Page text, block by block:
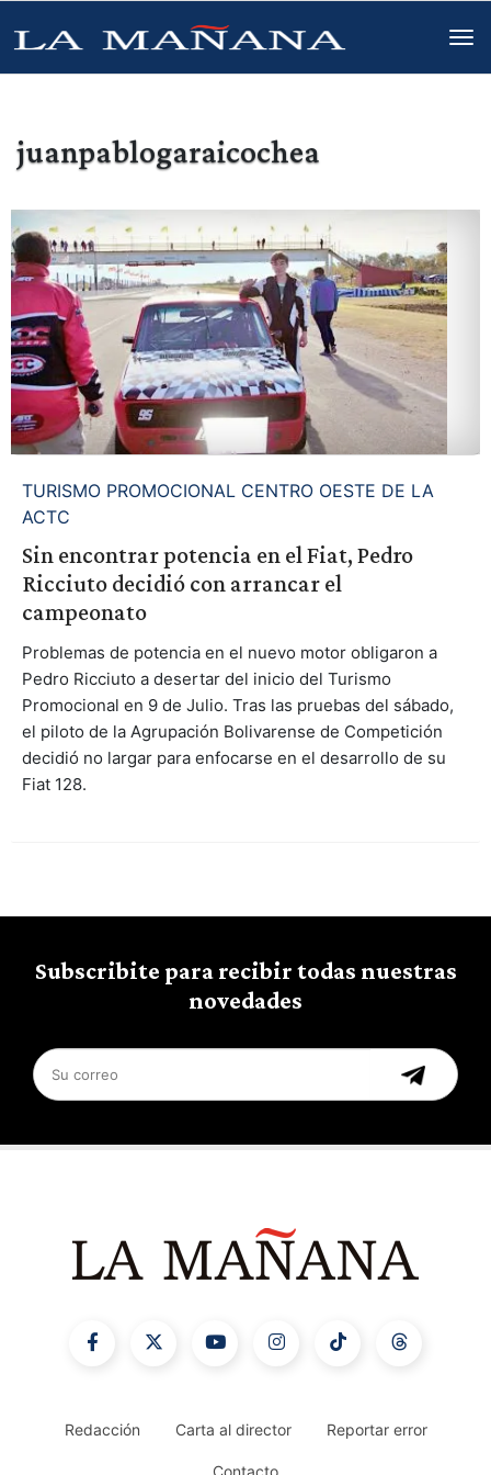
juanpablogaraicochea
TURISMO PROMOCIONAL CENTRO OESTE DE LA
ACTC
Sin encontrar potencia en el Fiat, Pedro
Ricciuto decidió con arrancar el
campeonato
Problemas de potencia en el nuevo motor obligaron a
Pedro Ricciuto a desertar del inicio del Turismo
Promocional en 9 de Julio. Tras las pruebas del sábado,
el piloto de la Agrupación Bolivarense de Competición
decidió no largar para enfocarse en el desarrollo de su
Fiat 128.
Subscribite para recibir todas nuestras
novedades
Redacción Carta al director Reportar error
Contacto